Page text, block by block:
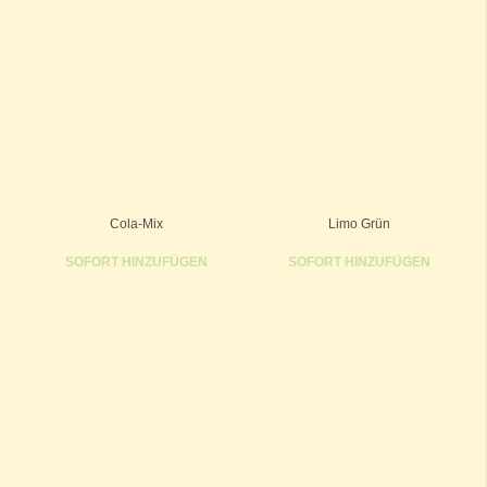
Cola-Mix
SOFORT HINZUFÜGEN
Limo Grün
SOFORT HINZUFÜGEN